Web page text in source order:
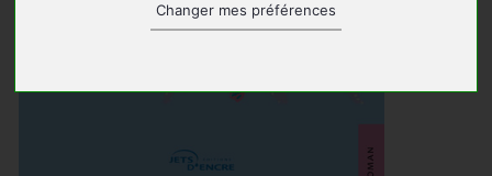
Changer mes préférences